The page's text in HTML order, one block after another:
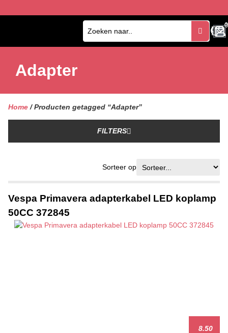
0
0
Adapter
Home / Producten getagged “Adapter”
FILTERS
Sorteer op
Vespa Primavera adapterkabel LED koplamp
50CC 372845
8.50